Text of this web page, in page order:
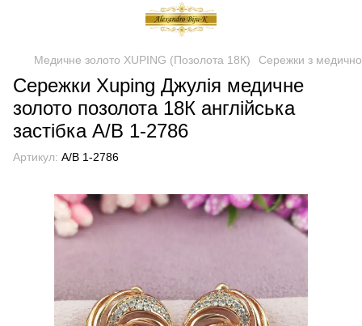
Медичне золото XUPING (Позолота 18К) Сережки з
Сережки Xuping Джулія медичне
золото позолота 18К англійська
застібка А/В 1-2786
Артикул: А/В 1-2786